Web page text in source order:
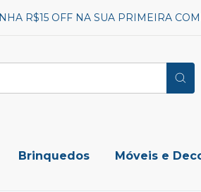
R$15 OFF NA SUA PRIMEIRA
Brinquedos Móveis e